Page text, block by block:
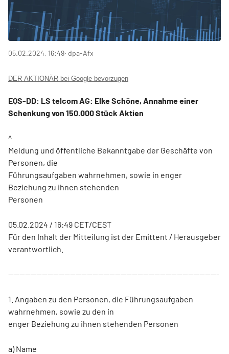
05.02.2024, 16:49‧ dpa-Afx
DER AKTIONÄR bei Google bevorzugen
EQS-DD: LS telcom AG: Elke Schöne, Annahme einer
Schenkung von 150.000 Stück Aktien
^
Meldung und öffentliche Bekanntgabe der Geschäfte von
Personen, die
Führungsaufgaben wahrnehmen, sowie in enger
Beziehung zu ihnen stehenden
Personen
05.02.2024 / 16:49 CET/CEST
Für den Inhalt der Mitteilung ist der Emittent / Herausgeber
verantwortlich.
---------------------------------------------------------------------------
1. Angaben zu den Personen, die Führungsaufgaben
wahrnehmen, sowie zu den in
enger Beziehung zu ihnen stehenden Personen
a) Name